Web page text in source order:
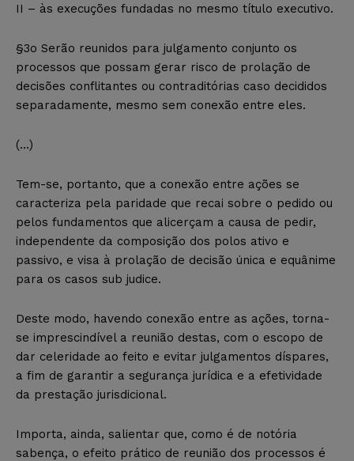
II – às execuções fundadas no mesmo título executivo.
§3o Serão reunidos para julgamento conjunto os
processos que possam gerar risco de prolação de
decisões conflitantes ou contraditórias caso decididos
separadamente, mesmo sem conexão entre eles.
(…)
Tem-se, portanto, que a conexão entre ações se
caracteriza pela paridade que recai sobre o pedido ou
pelos fundamentos que alicerçam a causa de pedir,
independente da composição dos polos ativo e
passivo, e visa à prolação de decisão única e equânime
para os casos sub judice.
Deste modo, havendo conexão entre as ações, torna-
se imprescindível a reunião destas, com o escopo de
dar celeridade ao feito e evitar julgamentos díspares,
a fim de garantir a segurança jurídica e a efetividade
da prestação jurisdicional.
Importa, ainda, salientar que, como é de notória
sabença, o efeito prático de reunião dos processos é